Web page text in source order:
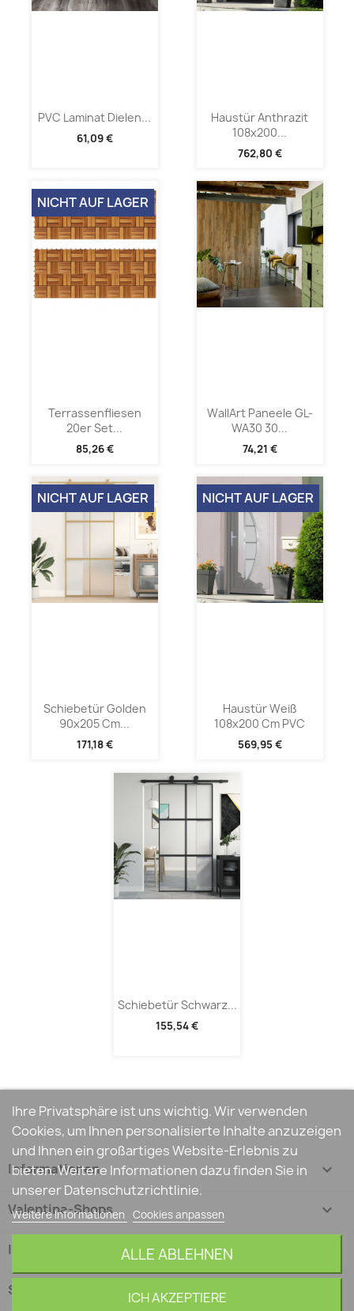
PVC Laminat Dielen...
61,09 €
Haustür Anthrazit
108x200...
762,80 €
Terrassenfliesen
20er Set...
85,26 €
NICHT AUF LAGER
WallArt Paneele GL-
WA30 30...
74,21 €
Schiebetür Golden
90x205 Cm...
171,18 €
NICHT AUF LAGER
Haustür Weiß
108x200 Cm PVC
569,95 €
NICHT AUF LAGER
Schiebetür Schwarz...
155,54 €
Informationen 
Valentina-Shops 
Ihr Konto
Shop-Einstellungen
Ihre Privatsphäre ist uns wichtig. Wir verwenden
Cookies, um Ihnen personalisierte Inhalte anzuzeigen
und Ihnen ein großartiges Website-Erlebnis zu
bieten. Weitere Informationen dazu finden Sie in
unserer Datenschutzrichtlinie.
Weitere Informationen Cookies anpassen
ALLE ABLEHNEN
ICH AKZEPTIERE